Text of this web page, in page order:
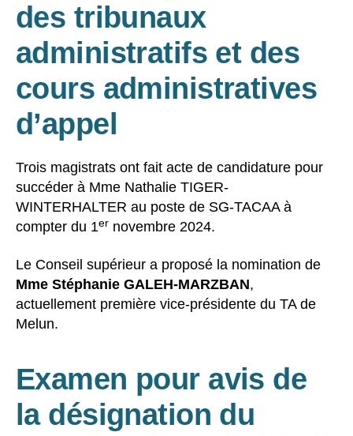
des tribunaux
administratifs et des
cours administratives
d’appel
Trois magistrats ont fait acte de candidature pour
succéder à Mme Nathalie TIGER-
WINTERHALTER au poste de SG-TACAA à
compter du 1er novembre 2024.
Le Conseil supérieur a proposé la nomination de
Mme Stéphanie GALEH-MARZBAN,
actuellement première vice-présidente du TA de
Melun.
Examen pour avis de
la désignation du